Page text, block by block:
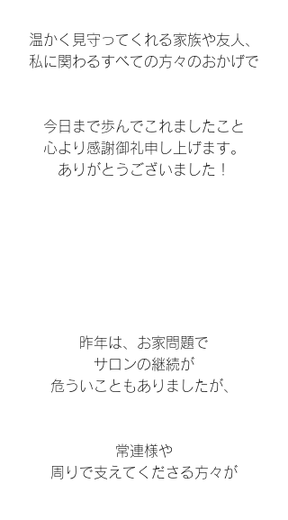
温かく見守ってくれる家族や友人、
私に関わるすべての方々のおかげで
今日まで歩んでこれましたこと
心より感謝御礼申し上げます。
ありがとうございました！
昨年は、お家問題で
サロンの継続が
危ういこともありましたが、
常連様や
周りで支えてくださる方々が